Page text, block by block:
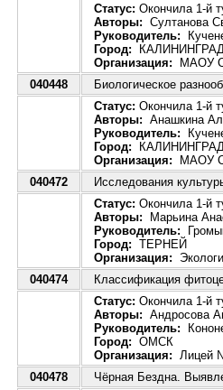
Статус: Окончила 1-й
Авторы: Султанова
Руководитель:
Город: КАЛИНИНГРАД
Организация: МАОУ
040448
Биологическое
Статус: Окончила 1-й
Авторы: Анашкина
Руководитель:
Город: КАЛИНИНГРАД
Организация: МАОУ
040472
Исследования
Статус: Окончила 1-й
Авторы: Марьина
Руководитель:
Город: ТЕРНЕЙ
Организация:
040474
Классификация
Статус: Окончила 1-й
Авторы: Андросова
Руководитель:
Город: ОМСК
Организация: Лицей
040478
Чёрная Бездна.